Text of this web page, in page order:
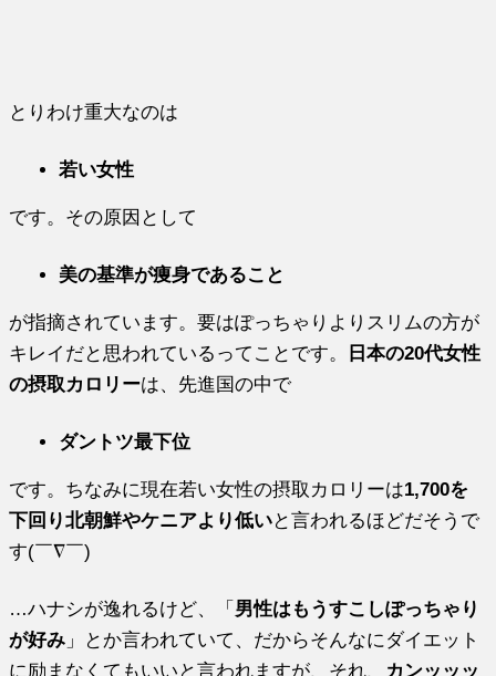
とりわけ重大なのは
若い女性
です。その原因として
美の基準が痩身であること
が指摘されています。要はぽっちゃりよりスリムの方が
キレイだと思われているってことです。
日本の20代女性
の摂取カロリーは、先進国の中で
ダントツ最下位
です。ちなみに現在若い女性の摂取カロリーは1,700を
下回り北朝鮮やケニアより低いと言われるほどだそうで
す(￣∇￣)
…ハナシが逸れるけど、「 男性はもうすこしぽっちゃり
が好み 」とか言われていて、だからそんなにダイエット
に励まなくてもいいと言われますが、それ、 カンッッッ